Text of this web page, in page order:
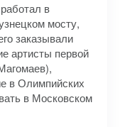
в
мосту,
заказывали
артисты первой
в Олимпийских
в Московском